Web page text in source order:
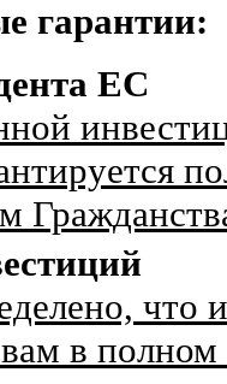
гарантии:
ЕС
в полном